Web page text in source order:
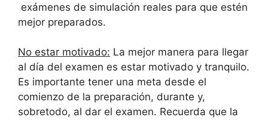
exámenes de simulación reales para que estén
mejor preparados.
No estar motivado: La mejor manera para llegar
al día del examen es estar motivado y tranquilo.
Es importante tener una meta desde el
comienzo de la preparación, durante y,
sobretodo, al dar el examen. Recuerda que la